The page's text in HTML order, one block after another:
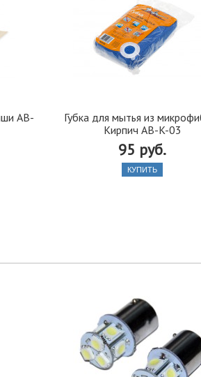
AB-
Губка для мытья из
Кирпич AB-K-03
95 руб.
КУПИТЬ